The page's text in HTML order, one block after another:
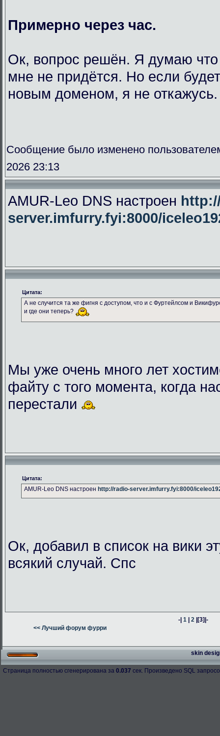
Примерно через час.
Ок, вопрос решён. Я думаю что
мне не придётся. Но если
новым доменом, я не откажусь.
Сообщение было изменено
2026 23:13
AMUR-Leo DNS настроен
server.imfurry.fyi:8000/
Цитата:
А не случится та же фигня с доступом, что и с Фуртейлсом и
и где они теперь?
Мы уже очень много лет
файту с того момента, когда
перестали
Цитата:
AMUR-Leo DNS настроен http://radio-server.imfurry.fyi:8000/
Ок, добавил в список на вики
всякий случай. Спс
-|1 |2 |[3]|-
<< Лучший форум фурри
skin
Страница полностью сгенерирована за 0.037 сек. Произведено SQL